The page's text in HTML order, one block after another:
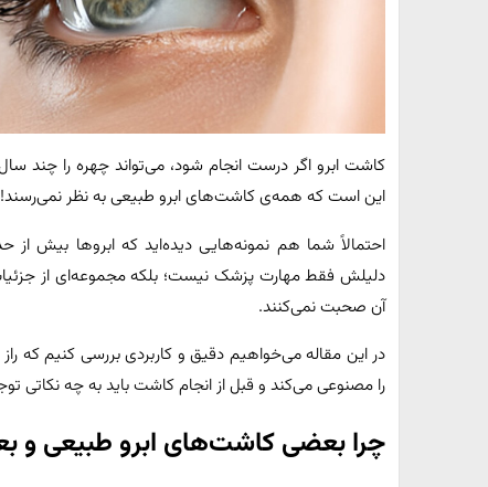
کاشت ابرو اگر درست انجام شود، می‌تواند چهره را چند
این است که همه‌ی کاشت‌های ابرو طبیعی به نظر نمی‌رسند!
احتمالاً شما هم نمونه‌هایی دیده‌اید که ابروها بیش
دلیلش فقط مهارت پزشک نیست؛ بلکه مجموعه‌ای از
آن صحبت نمی‌کنند.
در این مقاله می‌خواهیم دقیق و کاربردی بررسی کنیم که
را مصنوعی می‌کند و قبل از انجام کاشت باید به چه نکاتی
چرا بعضی کاشت‌های ابرو طبیعی